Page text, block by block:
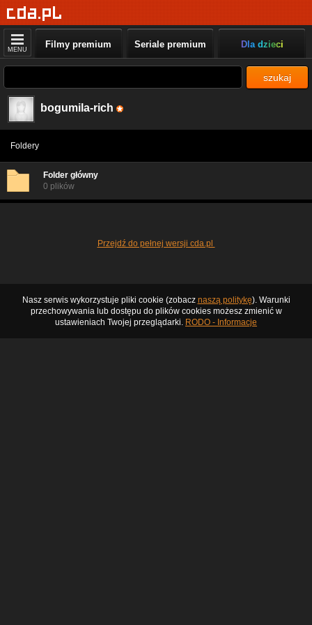
MENU Filmy premium Seriale premium Dla dzieci
szukaj
bogumila-rich
Foldery
Folder główny
0 plików
Przejdź do pełnej wersji cda.pl
Nasz serwis wykorzystuje pliki cookie (zobacz naszą politykę). Warunki
przechowywania lub dostępu do plików cookies możesz zmienić w
ustawieniach Twojej przeglądarki. RODO - Informacje